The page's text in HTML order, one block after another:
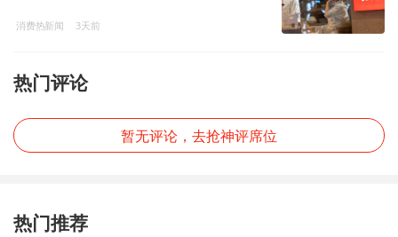
消费热新闻 3天前
热门评论
暂无评论，去抢神评席位
热门推荐